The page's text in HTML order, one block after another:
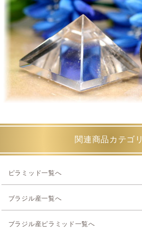
関連商品カテゴリ
ピラミッド一覧へ
ブラジル産一覧へ
ブラジル産ピラミッド一覧へ